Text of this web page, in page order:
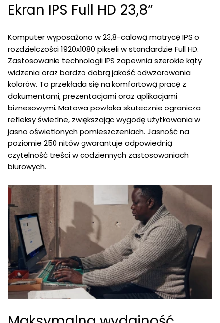
Ekran IPS Full HD 23,8”
Komputer wyposażono w 23,8-calową matrycę IPS o
rozdzielczości 1920x1080 pikseli w standardzie Full HD.
Zastosowanie technologii IPS zapewnia szerokie kąty
widzenia oraz bardzo dobrą jakość odwzorowania
kolorów. To przekłada się na komfortową pracę z
dokumentami, prezentacjami oraz aplikacjami
biznesowymi. Matowa powłoka skutecznie ogranicza
refleksy świetlne, zwiększając wygodę użytkowania w
jasno oświetlonych pomieszczeniach. Jasność na
poziomie 250 nitów gwarantuje odpowiednią
czytelność treści w codziennych zastosowaniach
biurowych.